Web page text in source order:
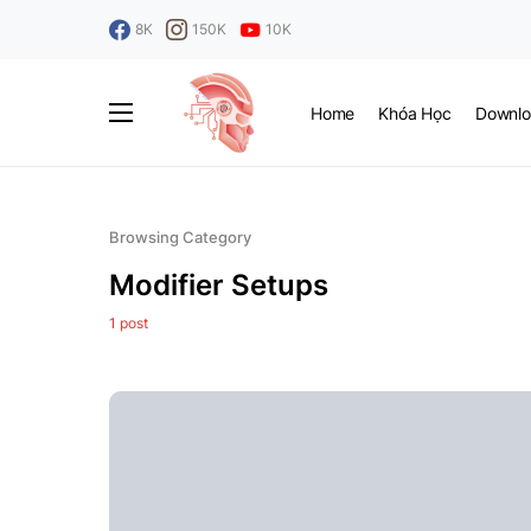
8K 150K 10K
Home Khóa Học
Browsing Category
Modifier Setups
1 post